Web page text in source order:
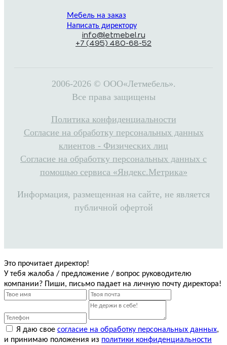
Мебель на заказ
Написать директору
info@letmebel.ru
+7 (495) 480-68-52
2006-2026 © ООО«Летмебель».
Все права защищены
Политика конфиденциальности
Согласие на обработку персональных данных
клиентов - Физических лиц
Согласие на обработку персональных данных с
помощью сервиса «Яндекс.Метрика»
Информация, размещенная на сайте, не является
публичной офертой
Это прочитает директор!
У тебя жалоба / предложение / вопрос руководителю
компании? Пиши, письмо падает на личную почту директора!
Я даю свое согласие на обработку персональных данных,
и принимаю положения из политики конфиденциальности